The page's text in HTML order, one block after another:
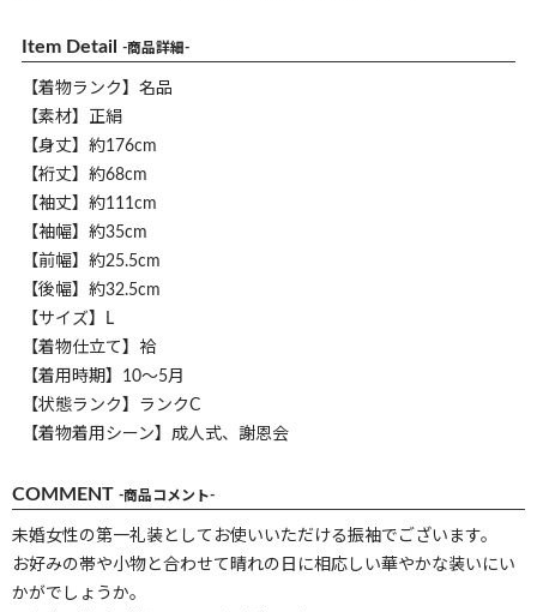
Item Detail -商品詳細-
【着物ランク】名品
【素材】正絹
【身丈】約176cm
【裄丈】約68cm
【袖丈】約111cm
【袖幅】約35cm
【前幅】約25.5cm
【後幅】約32.5cm
【サイズ】L
【着物仕立て】袷
【着用時期】10～5月
【状態ランク】ランクC
【着物着用シーン】成人式、謝恩会
COMMENT -商品コメント-
未婚女性の第一礼装としてお使いいただける振袖でございます。
お好みの帯や小物と合わせて晴れの日に相応しい華やかな装いにい
かがでしょうか。